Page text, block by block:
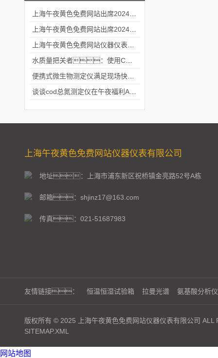
上海午夜黄色免费网站仪器仪表有限公司
地址：上海市浦东新区祝桥镇金亮路52号A栋
邮箱：shjinz17@163.com
传真：021-51687983
友情链接： 恒温恒湿试验箱 拉曼光谱 氨基酸分析仪
版权所有 © 2025 上海午夜黄色免费网站仪器仪表有限公司 ALL
SITEMAP.XML
网站地图